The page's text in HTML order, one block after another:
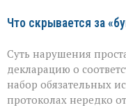
Что скрывается за
Суть нарушения
декларацию о
набор обязательных
протоколах нередко